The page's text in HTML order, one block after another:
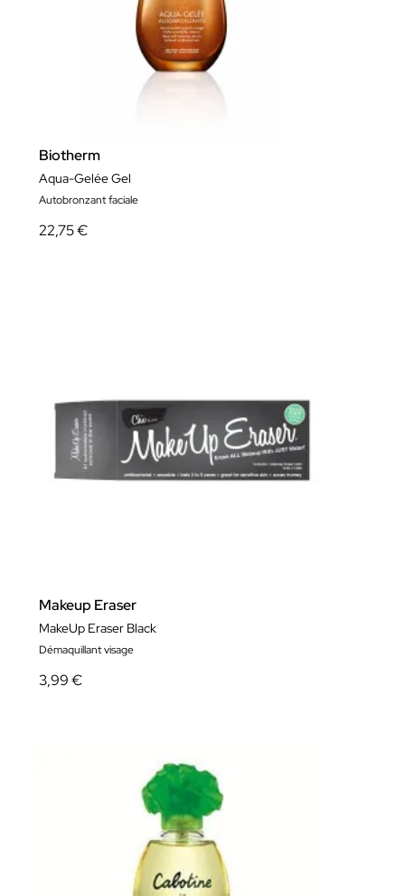
Biotherm
Aqua-Gelée Gel
Autobronzant faciale
22,75 €
Makeup Eraser
MakeUp Eraser Black
Démaquillant visage
3,99 €